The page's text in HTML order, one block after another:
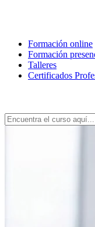
Formación online
Formación
Talleres
Certificados